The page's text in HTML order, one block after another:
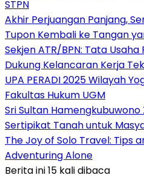
STPN
Akhir Perjuangan Panjang,
Tupon Kembali ke Tangan
Sekjen ATR/BPN: Tata
Dukung Kelancaran Kerja
UPA PERADI 2025 Wilayah
Fakultas Hukum UGM
Sri Sultan
Sertipikat Tanah untuk
The Joy of Solo Travel: Tips
Adventuring Alone
Berita ini 15 kali dibaca